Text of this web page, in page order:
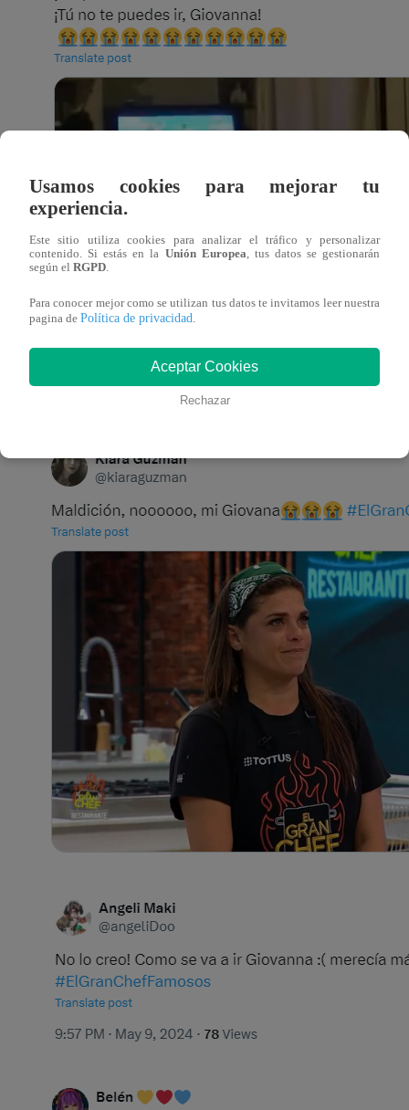
Usamos cookies para mejorar tu
experiencia.
Este sitio utiliza cookies para analizar el tráfico y personalizar
contenido. Si estás en la Unión Europea, tus datos se gestionarán
según el RGPD.
Para conocer mejor como se utilizan tus datos te invitamos leer nuestra
pagina de Política de privacidad.
Aceptar Cookies
Rechazar